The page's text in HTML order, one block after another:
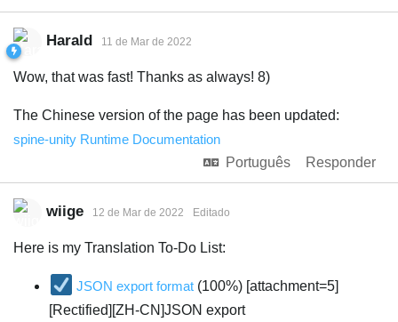
Harald 11 de Mar de 2022
Wow, that was fast! Thanks as always! 8)
The Chinese version of the page has been updated:
spine-unity Runtime Documentation
Português
Responder
wiige 12 de Mar de 2022 Editado
Here is my Translation To-Do List:
JSON export format (100%) [attachment=5]
[Rectified][ZH-CN]JSON export